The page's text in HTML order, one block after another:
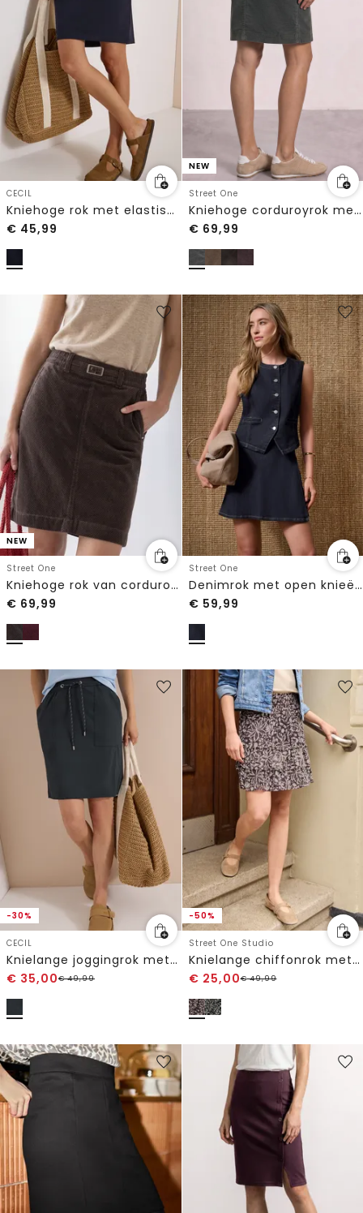
CECIL
Kniehoge rok met elastische tailleband
€ 45,99
NEW
Street One
Kniehoge corduroyrok met zakken
€ 69,99
NEW
Street One
Kniehoge rok van corduroy met gespdetails
€ 69,99
Street One
Denimrok met open knieën en wikkel-look
€ 59,99
-30%
CECIL
Knielange joggingrok met fijne strepen
€ 35,00€49,99
-50%
Street One Studio
Knielange chiffonrok met volants
€ 25,00€49,99